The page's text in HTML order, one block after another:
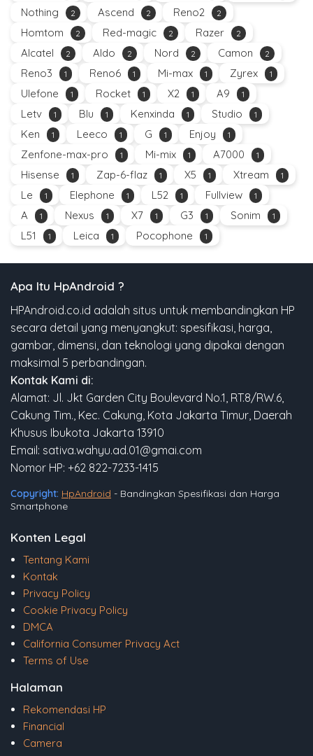
Nothing 2 Ascend 2 Reno2 2
Homtom 2 Red-magic 2 Razer 2
Alcatel 2 Aldo 2 Nord 2 Camon 2
Reno3 1 Reno6 1 Mi-max 1 Zyrex 1
Ulefone 1 Rocket 1 X2 1 A9 1
Letv 1 Blu 1 Kenxinda 1 Studio 1
Ken 1 Leeco 1 G 1 Enjoy 1
Zenfone-max-pro 1 Mi-mix 1 A7000 1
Hisense 1 Zap-6-flaz 1 X5 1 Xtream 1
Le 1 Elephone 1 L52 1 Fullview 1
A 1 Nexus 1 X7 1 G3 1 Sonim 1
L51 1 Leica 1 Pocophone 1
Apa Itu HpAndroid ?
HPAndroid.co.id adalah situs untuk membandingkan HP
secara detail yang menyangkut: spesifikasi, harga,
gambar, dimensi, dan teknologi yang dipakai dengan
maksimal 5 perbandingan.
Kontak Kami di:
Alamat: Jl. Jkt Garden City Boulevard No.1, RT.8/RW.6,
Cakung Tim., Kec. Cakung, Kota Jakarta Timur, Daerah
Khusus Ibukota Jakarta 13910
Email: sativa.wahyu.ad.01@gmai.com
Nomor HP: +62 822-7233-1415
Copyright: HpAndroid - Bandingkan Spesifikasi dan Harga
Smartphone
Konten Legal
Tentang Kami
Kontak
Privacy Policy
Cookie Privacy Policy
DMCA
California Consumer Privacy Act
Terms of Use
Halaman
Rekomendasi HP
Financial
Camera